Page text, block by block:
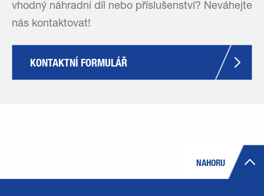
vhodný náhradní díl nebo příslušenství? Neváhejte
nás kontaktovat!
KONTAKTNÍ FORMULÁŘ
NAHORU